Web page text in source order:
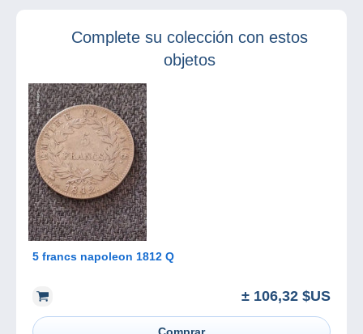
ubicación
privilegiada!
Complete su colección con estos
objetos
5 francs napoleon 1812 Q
± 106,32 $US